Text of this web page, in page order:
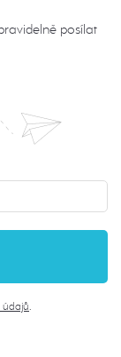
posílat
údajů.